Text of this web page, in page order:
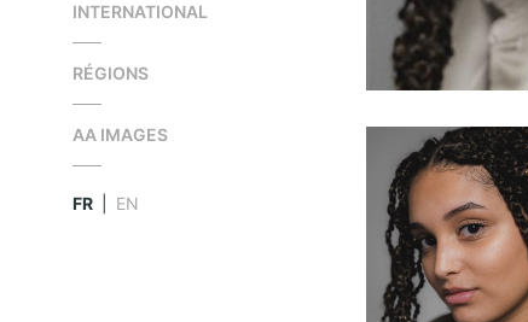
INTERNATIONAL
RÉGIONS
AA IMAGES
FR EN